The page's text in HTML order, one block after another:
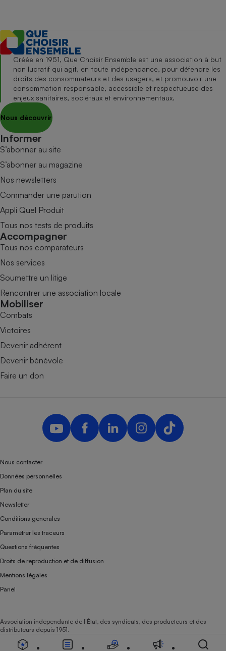
Créée en 1951, Que Choisir Ensemble est une association à but
non lucratif qui agit, en toute indépendance, pour défendre les
droits des consommateurs et des usagers, et promouvoir une
consommation responsable, accessible et respectueuse des
enjeux sanitaires, sociétaux et environnementaux.
Nous découvrir
Informer
S’abonner au site
S’abonner au magazine
Nos newsletters
Commander une parution
Appli Quel Produit
Tous nos tests de produits
Accompagner
Tous nos comparateurs
Nos services
Soumettre un litige
Rencontrer une association locale
Mobiliser
Combats
Victoires
Devenir adhérent
Devenir bénévole
Faire un don
Nous contacter
Données personnelles
Plan du site
Newsletter
Conditions générales
Paramétrer les traceurs
Questions fréquentes
Droits de reproduction et de diffusion
Mentions légales
Panel
Association indépendante de l’État, des syndicats, des producteurs et des
distributeurs depuis 1951.